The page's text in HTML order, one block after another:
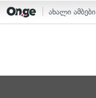
ახალი ამბები